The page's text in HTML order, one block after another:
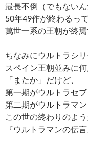
最長不倒（でもない
50年49作が終わるって
萬世一系の王朝が終焉
ちなみにウルトラシリ
スペイン王朝並みに
「またか」だけど、
第一期がウルトラセブ
第二期がウルトラマン
この世の終わりのよ
『ウルトラマンの伝